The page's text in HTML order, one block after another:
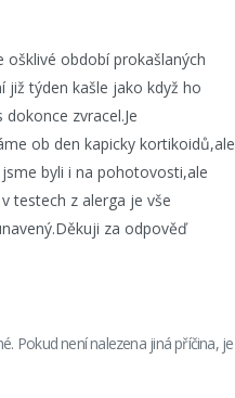
období prokašlaných
již týden kašle jako když ho
zvracel.Je
ob den kapicky kortikoidů,ale
byli i na pohotovosti,ale
testech z alerga je vše
za odpověď
Pokud není nalezena jiná příčina, je